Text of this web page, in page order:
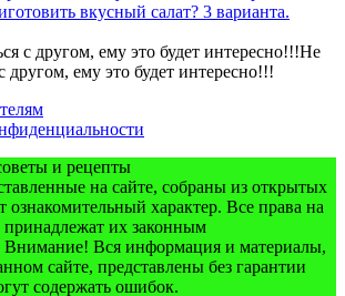
вкусный салат? 3 варианта.
с другом, ему это будет интересно!!!Не
другом, ему это будет интересно!!!
и рецепты
на сайте, собраны из открытых
ознакомительный характер. Все права на
их законным
Внимание! Вся информация и материалы,
сайте, представлены без гарантии
содержать ошибок.